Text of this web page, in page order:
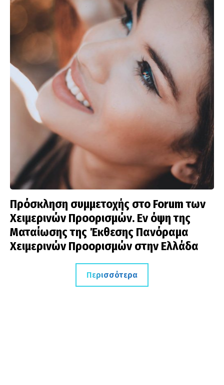
Πρόσκληση συμμετοχής στο Forum των
Χειμερινών Προορισμών. Εν όψη της
Ματαίωσης της Έκθεσης Πανόραμα
Χειμερινών Προορισμών στην Ελλάδα
Περισσότερα